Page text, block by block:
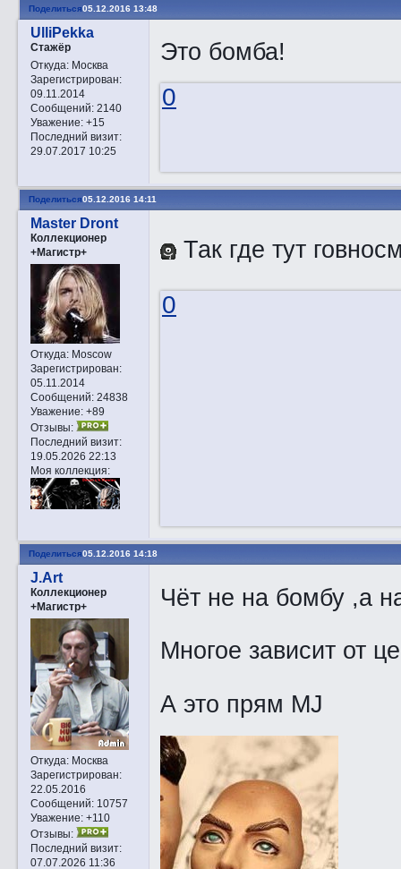
Поделиться05.12.2016 13:48
UlliPekka
Стажёр
Откуда:Москва
Зарегистрирован:
09.11.2014
Сообщений:2140
Уважение: +15
Последний визит:
29.07.2017 10:25
Это бомба!
0
Поделиться05.12.2016 14:11
Master Dront
Коллекционер
+Магистр+
Откуда:Moscow
Зарегистрирован:
05.11.2014
Сообщений:24838
Уважение: +89
Отзывы:
Последний визит:
19.05.2026 22:13
Моя коллекция:
Так где тут
0
Поделиться05.12.2016 14:18
J.Art
Коллекционер
+Магистр+
Откуда:Москва
Зарегистрирован:
22.05.2016
Сообщений:10757
Уважение: +110
Отзывы:
Последний визит:
07.07.2026 11:36
Чёт не на бомбу ,а
Многое зависит от
А это прям MJ